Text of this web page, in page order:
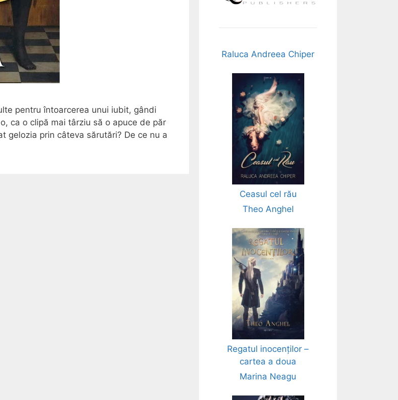
pentru întoarcerea unui iubit, gândi
ca o clipă mai târziu să o apuce de păr
gelozia prin câteva sărutări? De ce nu a
Raluca Andreea Chiper
Ceasul cel rău
Theo Anghel
Regatul inocenților –
cartea a doua
Marina Neagu